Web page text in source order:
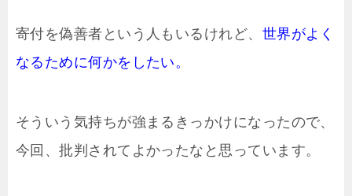
寄付を偽善者という人もいるけれど、 世界がよく
なるために何かをしたい。
そういう気持ちが強まるきっかけになったので、
今回、批判されてよかったなと思っています。